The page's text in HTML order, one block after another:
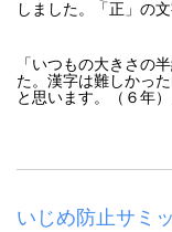
しました。「正」の
「いつもの大きさの
た。漢字は難しかっ
と思います。（６年）
いじめ防止サミ